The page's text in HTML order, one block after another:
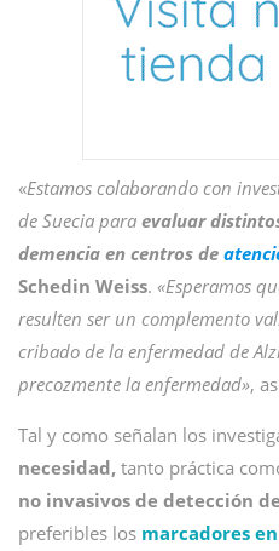
«Estamos colaborando con
de Suecia para evaluar
demencia en centros de
Schedin Weiss. «Esperamos
resulten ser un complemento
cribado de la enfermedad de
precozmente la enfermedad»,
Tal y como señalan los
necesidad, tanto práctica
no invasivos de detección
preferibles los marcadores